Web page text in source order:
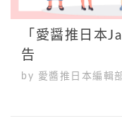
「愛醤推日本
告
by 愛醬推日本編輯